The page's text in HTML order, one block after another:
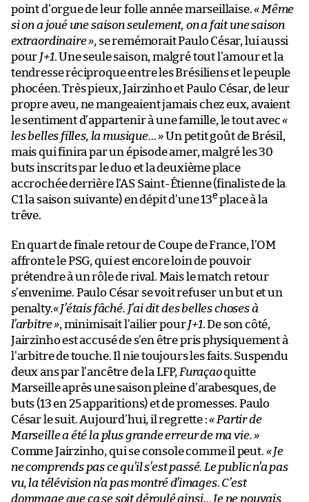
point d’orgue de leur folle année marseillaise.« Même
si on a joué une saison seulement, on a fait une saison
extraordinaire », se remémorait Paulo César, lui aussi
pour J+1. Une seule saison, malgré tout l’amour et la
tendresse réciproque entre les Brésiliens et le peuple
phocéen. Très pieux, Jairzinho et Paulo César, de leur
propre aveu, ne mangeaient jamais chez eux, avaient
le sentiment d’appartenir à une famille, le tout avec«
les belles filles, la musique… »Un petit goût de Brésil,
mais qui finira par un épisode amer, malgré les 30
buts inscrits par le duo et la deuxième place
accrochée derrière l’AS Saint-Étienne (finaliste de la
C1 la saison suivante) en dépit d’une 13e place à la
trêve.
En quart de finale retour de Coupe de France, l’OM
affronte le PSG, qui est encore loin de pouvoir
prétendre à un rôle de rival. Mais le match retour
s’envenime. Paulo César se voit refuser un but et un
penalty.« J’étais fâché. J’ai dit des belles choses à
l’arbitre », minimisait l’ailier pourJ+1. De son côté,
Jairzinho est accusé de s’en être pris physiquement à
l’arbitre de touche. Il nie toujours les faits. Suspendu
deux ans par l’ancêtre de la LFP, Furaçaoquitte
Marseille après une saison pleine d’arabesques, de
buts (13 en 25 apparitions) et de promesses. Paulo
César le suit. Aujourd’hui, il regrette :« Partir de
Marseille a été la plus grande erreur de ma vie. »
Comme Jairzinho, qui se console comme il peut. « Je
ne comprends pas ce qu’il s’est passé. Le public n’a pas
vu, la télévision n’a pas montré d’images. C’est
dommage que ça se soit déroulé ainsi… Je ne pouvais